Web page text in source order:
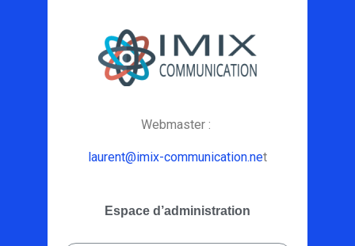
Webmaster :
laurent@imix-communication.net
Espace d’administration